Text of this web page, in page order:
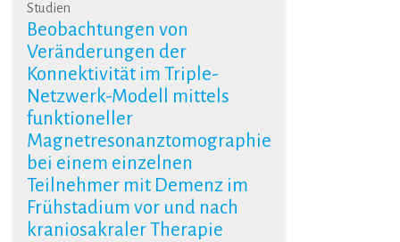
Studien
Beobachtungen von
Veränderungen der
Konnektivität im Triple-
Netzwerk-Modell mittels
funktioneller
Magnetresonanztomographie
bei einem einzelnen
Teilnehmer mit Demenz im
Frühstadium vor und nach
kraniosakraler Therapie